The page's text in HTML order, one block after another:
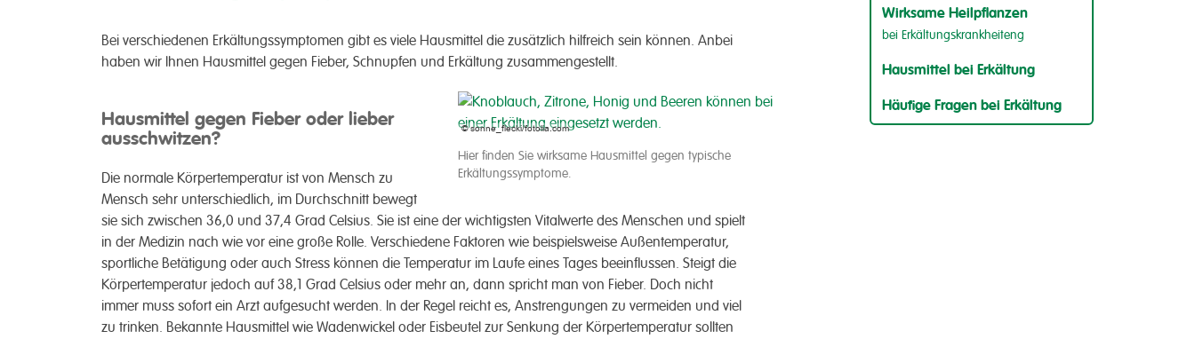
Bei ver­­schiedenen Erkältungs­­symptomen gibt es viele Haus­­mittel die zu­sätz­lich hilf­­reich sein können. Anbei
haben wir Ihnen Haus­­mittel gegen Fieber, Schnu­pfen und Er­kältung zusammen­­gestellt.
© sonne_flecki/fotolia.com
Hier finden Sie wirksame Hausmittel gegen typische
Erkältungssymptome.
Hausmittel gegen Fieber oder lieber
ausschwitzen?
Die normale Körper­­temperatur ist von Mensch zu
Mensch sehr unter­­schiedlich, im Durch­­schnitt bewegt
sie sich zwischen 36,0 und 37,4 Grad Celsius. Sie ist eine der wichtigsten Vital­­werte des Menschen und spielt
in der Medizin nach wie vor eine große Rolle. Ver­­schiedene Faktoren wie beispiels­­weise Außen­­temperatur,
sport­liche Betätigung oder auch Stress können die Tem­­peratur im Laufe eines Tages be­ein­flussen. Steigt die
Körper­­temperatur jedoch auf 38,1 Grad Celsius oder mehr an, dann spricht man von Fieber. Doch nicht
immer muss sofort ein Arzt auf­­gesucht werden. In der Regel reicht es, Anstren­­gungen zu ver­­meiden und viel
zu trinken. Bekannte Haus­­mittel wie Waden­­wickel oder Eis­­beutel zur Senkung der Körper­­temperatur sollten
Wirksame Heilpflanzen
bei Erkältungskrankheiteng
Hausmittel bei Erkältung
Häufige Fragen bei Erkältung